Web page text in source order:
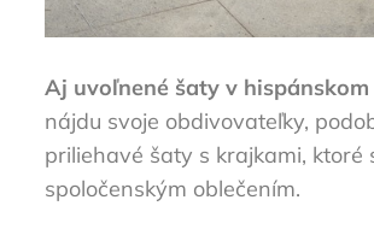
Aj uvoľnené šaty v
nájdu svoje obdivovateľky,
priliehavé šaty s krajkami, ktoré
spoločenským oblečením.